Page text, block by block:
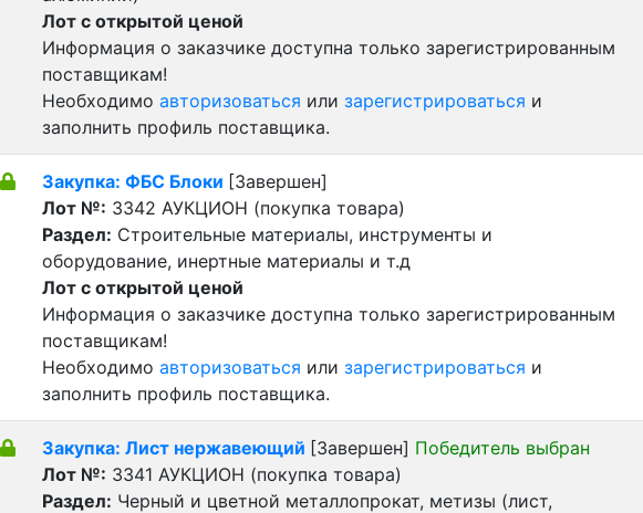
Лот с открытой ценой
Информация о заказчике доступна только зарегистрированным
поставщикам!
Необходимо авторизоваться или зарегистрироваться и
заполнить профиль поставщика.
Закупка: ФБС Блоки [Завершен]
Лот №: 3342 АУКЦИОН (покупка товара)
Раздел: Строительные материалы, инструменты и
оборудование, инертные материалы и т.д
Лот с открытой ценой
Информация о заказчике доступна только зарегистрированным
поставщикам!
Необходимо авторизоваться или зарегистрироваться и
заполнить профиль поставщика.
Закупка: Лист нержавеющий [Завершен] Победитель выбран
Лот №: 3341 АУКЦИОН (покупка товара)
Раздел: Черный и цветной металлопрокат, метизы (лист,